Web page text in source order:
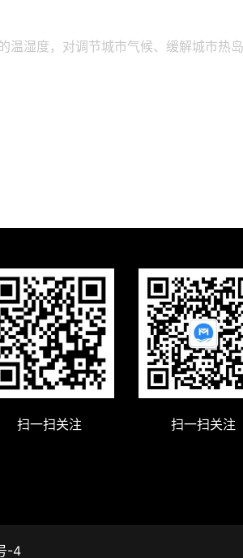
温湿度，对调节城市气候、缓解城市热
扫一扫关注 扫一扫关注
-4